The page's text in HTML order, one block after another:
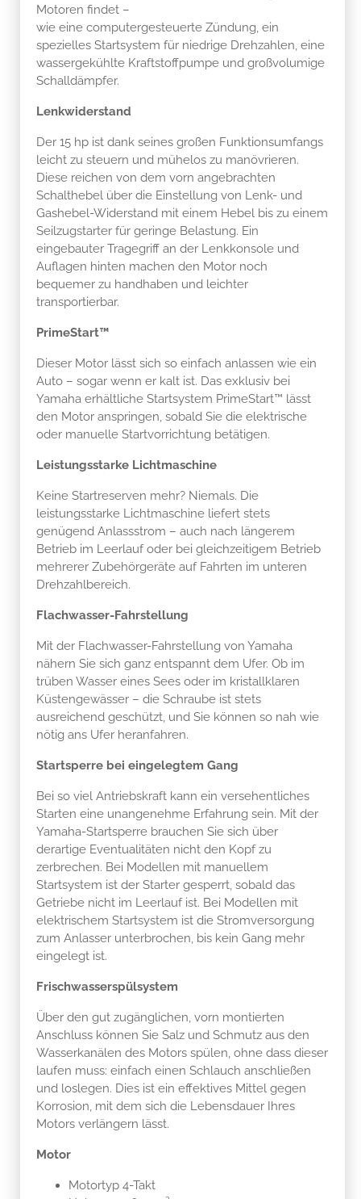
Motoren findet –
wie eine computergesteuerte Zündung, ein
spezielles Startsystem für niedrige Drehzahlen, eine
wassergekühlte Kraftstoffpumpe und großvolumige
Schalldämpfer.
Lenkwiderstand
Der 15 hp ist dank seines großen Funktionsumfangs
leicht zu steuern und mühelos zu manövrieren.
Diese reichen von dem vorn angebrachten
Schalthebel über die Einstellung von Lenk- und
Gashebel-Widerstand mit einem Hebel bis zu einem
Seilzugstarter für geringe Belastung. Ein
eingebauter Tragegriff an der Lenkkonsole und
Auflagen hinten machen den Motor noch
bequemer zu handhaben und leichter
transportierbar.
PrimeStart™
Dieser Motor lässt sich so einfach anlassen wie ein
Auto – sogar wenn er kalt ist. Das exklusiv bei
Yamaha erhältliche Startsystem PrimeStart™ lässt
den Motor anspringen, sobald Sie die elektrische
oder manuelle Startvorrichtung betätigen.
Leistungsstarke Lichtmaschine
Keine Startreserven mehr? Niemals. Die
leistungsstarke Lichtmaschine liefert stets
genügend Anlassstrom – auch nach längerem
Betrieb im Leerlauf oder bei gleichzeitigem Betrieb
mehrerer Zubehörgeräte auf Fahrten im unteren
Drehzahlbereich.
Flachwasser-Fahrstellung
Mit der Flachwasser-Fahrstellung von Yamaha
nähern Sie sich ganz entspannt dem Ufer. Ob im
trüben Wasser eines Sees oder im kristallklaren
Küstengewässer – die Schraube ist stets
ausreichend geschützt, und Sie können so nah wie
nötig ans Ufer heranfahren.
Startsperre bei eingelegtem Gang
Bei so viel Antriebskraft kann ein versehentliches
Starten eine unangenehme Erfahrung sein. Mit der
Yamaha-Startsperre brauchen Sie sich über
derartige Eventualitäten nicht den Kopf zu
zerbrechen. Bei Modellen mit manuellem
Startsystem ist der Starter gesperrt, sobald das
Getriebe nicht im Leerlauf ist. Bei Modellen mit
elektrischem Startsystem ist die Stromversorgung
zum Anlasser unterbrochen, bis kein Gang mehr
eingelegt ist.
Frischwasserspülsystem
Über den gut zugänglichen, vorn montierten
Anschluss können Sie Salz und Schmutz aus den
Wasserkanälen des Motors spülen, ohne dass dieser
laufen muss: einfach einen Schlauch anschließen
und loslegen. Dies ist ein effektives Mittel gegen
Korrosion, mit dem sich die Lebensdauer Ihres
Motors verlängern lässt.
Motor
Motortyp 4-Takt